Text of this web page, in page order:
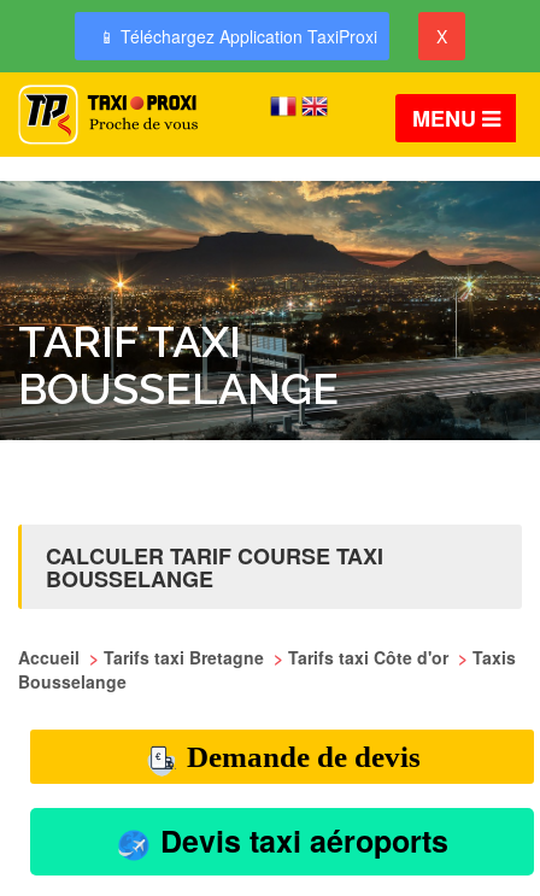
📱 Téléchargez Application TaxiProxi X
MENU
TARIF TAXI
BOUSSELANGE
CALCULER TARIF COURSE TAXI
BOUSSELANGE
Accueil > Tarifs taxi Bretagne > Tarifs taxi Côte d'or > Taxis
Bousselange
Demande de devis
Devis taxi aéroports